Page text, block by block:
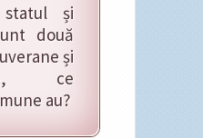
și
două
și
ce
au?